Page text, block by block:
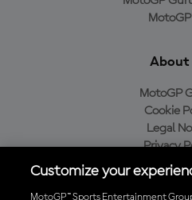
About
MotoGP
Cookie
Legal
Privacy
Purchase
Customize your
MotoGP™ Sports Entertainment